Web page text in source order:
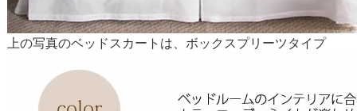
上の写真のベッドスカートは、ボックスプリーツタイプ